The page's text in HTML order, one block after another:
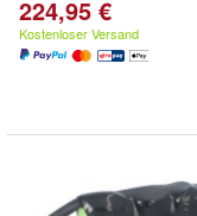
224,95 €
Kostenloser Versand